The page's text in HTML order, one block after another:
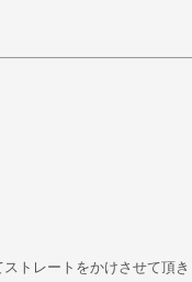
トレートをかけさせて頂